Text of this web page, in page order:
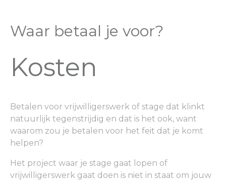
Waar betaal je voor?
Kosten
Betalen voor vrijwilligerswerk of stage dat klinkt
natuurlijk tegenstrijdig en dat is het ook, want
waarom zou je betalen voor het feit dat je komt
helpen?
Het project waar je stage gaat lopen of
vrijwilligerswerk gaat doen is niet in staat om jouw